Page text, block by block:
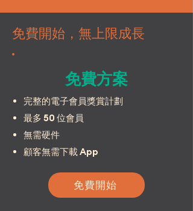
免費開始，無上限成長
免費方案
完整的電子會員獎賞計劃
最多 50 位會員
無需硬件
顧客無需下載 App
免費開始